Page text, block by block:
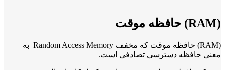
(RAM) حافظه موقت
(RAM) حافظه موقت که مخفف Random Access Memory به
معنی حافظه دسترسی تصادفی است.